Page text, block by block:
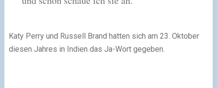
Katy Perry und Russell Brand hatten sich am 23. Oktober
diesen Jahres in Indien das Ja-Wort gegeben.